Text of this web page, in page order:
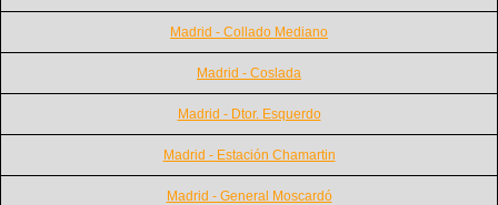
Madrid - Collado Mediano
Madrid - Coslada
Madrid - Dtor. Esquerdo
Madrid - Estación Chamartin
Madrid - General Moscardó